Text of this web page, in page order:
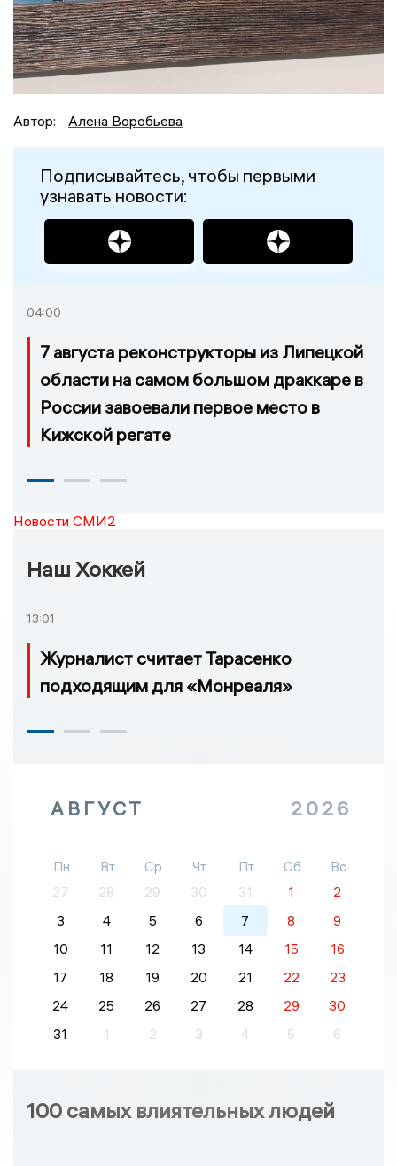
Автор: Алена Воробьева
Подписывайтесь, чтобы первыми
узнавать новости:
04:00
7 августа реконструкторы из Липецкой
области на самом большом драккаре в
России завоевали первое место в
Кижской регате
Новости СМИ2
Наш Хоккей
13:01
Журналист считает Тарасенко
подходящим для «Монреаля»
АВГУСТ 2026
Пн Вт Ср Чт Пт Сб
Вс
27
28 29 30 31 1
2
3
4 5 6 7 8
9
10
11 12 13 14 15
16
17
18 19 20 21 22
23
24
25 26 27 28 29
30
31
1 2 3 4 5 6
100 самых влиятельных людей